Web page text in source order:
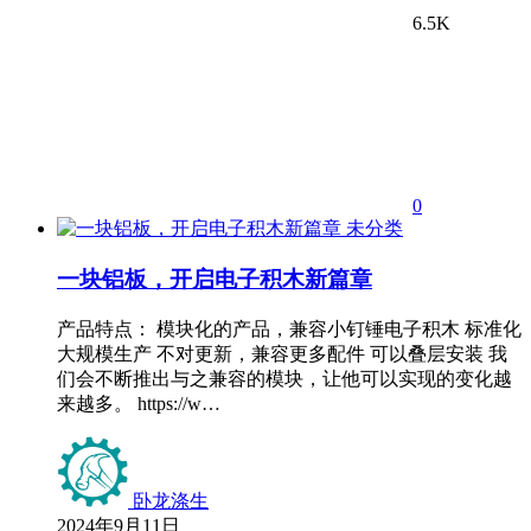
6.5K
0
未分类
一块铝板，开启电子积木新篇章
产品特点： 模块化的产品，兼容小钉锤电子积木 标准化
大规模生产 不对更新，兼容更多配件 可以叠层安装 我
们会不断推出与之兼容的模块，让他可以实现的变化越
来越多。 https://w…
卧龙涤生
2024年9月11日